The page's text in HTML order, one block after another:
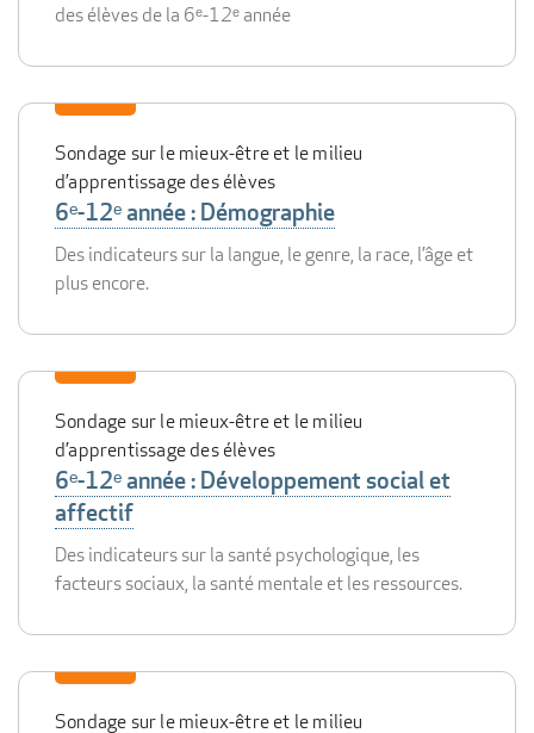
des élèves de la 6ᵉ-12ᵉ année
Sondage sur le mieux-être et le milieu
d’apprentissage des élèves
6ᵉ-12ᵉ année : Démographie
Des indicateurs sur la langue, le genre, la race, l’âge et
plus encore.
Sondage sur le mieux-être et le milieu
d’apprentissage des élèves
6ᵉ-12ᵉ année : Développement social et
affectif
Des indicateurs sur la santé psychologique, les
facteurs sociaux, la santé mentale et les ressources.
Sondage sur le mieux-être et le milieu